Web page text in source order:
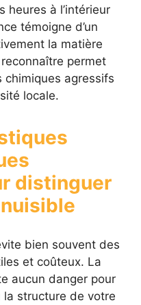
heures à l’intérieur
témoigne d’un
la matière
permet
chimiques agressifs
locale.
distinguer
bien souvent des
et coûteux. La
aucun danger pour
structure de votre